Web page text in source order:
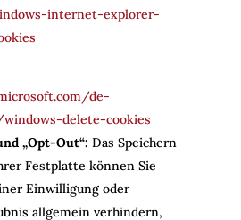
internet-explorer-
de-
delete-cookies
„Opt-Out“: Das Speichern
Festplatte können Sie
Einwilligung oder
allgemein verhindern,